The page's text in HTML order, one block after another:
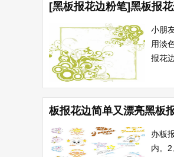
[黑板报花边粉笔]黑板报
小朋
用淡
报花
板报花边简单又漂亮黑板
办板
内。